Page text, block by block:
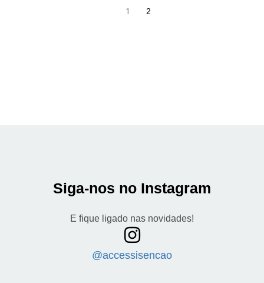
1 2
Siga-nos no Instagram
E fique ligado nas novidades!
@accessisencao